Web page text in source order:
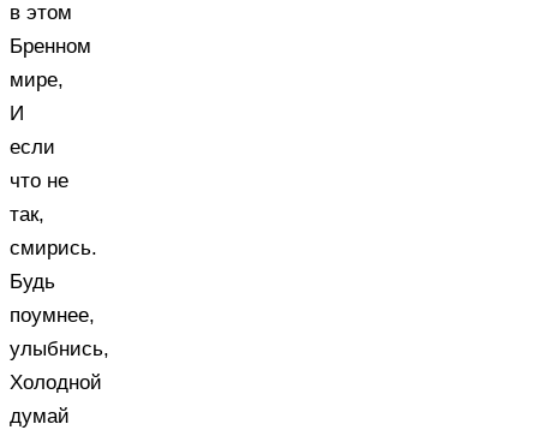
в этом
Бренном
мире,
И
если
что не
так,
смирись.
Будь
поумнее,
улыбнись,
Холодной
думай